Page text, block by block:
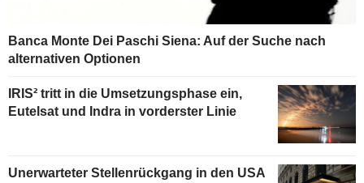
Banca Monte Dei Paschi Siena: Auf der Suche nach
alternativen Optionen
IRIS² tritt in die Umsetzungsphase ein,
Eutelsat und Indra in vorderster Linie
Unerwarteter Stellenrückgang in den USA